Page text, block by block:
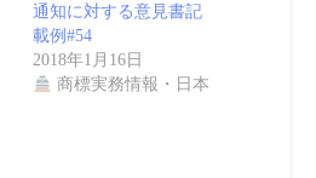
通知に対する意見書記
載例#54
2018年1月16日
商標実務情報・日本